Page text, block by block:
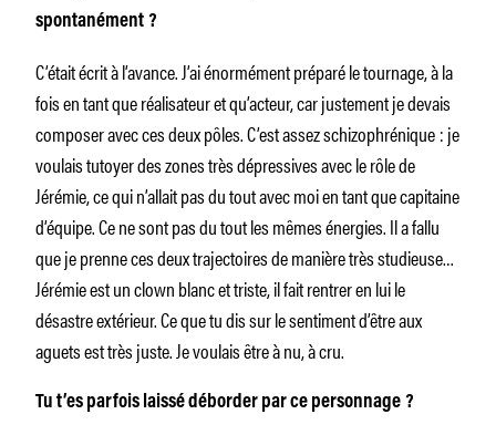
spontanément ?
C’était écrit à l’avance. J’ai énormément préparé le tournage, à la
fois en tant que réalisateur et qu’acteur, car justement je devais
composer avec ces deux pôles. C’est assez schizophrénique : je
voulais tutoyer des zones très dépressives avec le rôle de
Jérémie, ce qui n’allait pas du tout avec moi en tant que capitaine
d’équipe. Ce ne sont pas du tout les mêmes énergies. Il a fallu
que je prenne ces deux trajectoires de manière très studieuse…
Jérémie est un clown blanc et triste, il fait rentrer en lui le
désastre extérieur. Ce que tu dis sur le sentiment d’être aux
aguets est très juste. Je voulais être à nu, à cru.
Tu t’es parfois laissé déborder par ce personnage ?